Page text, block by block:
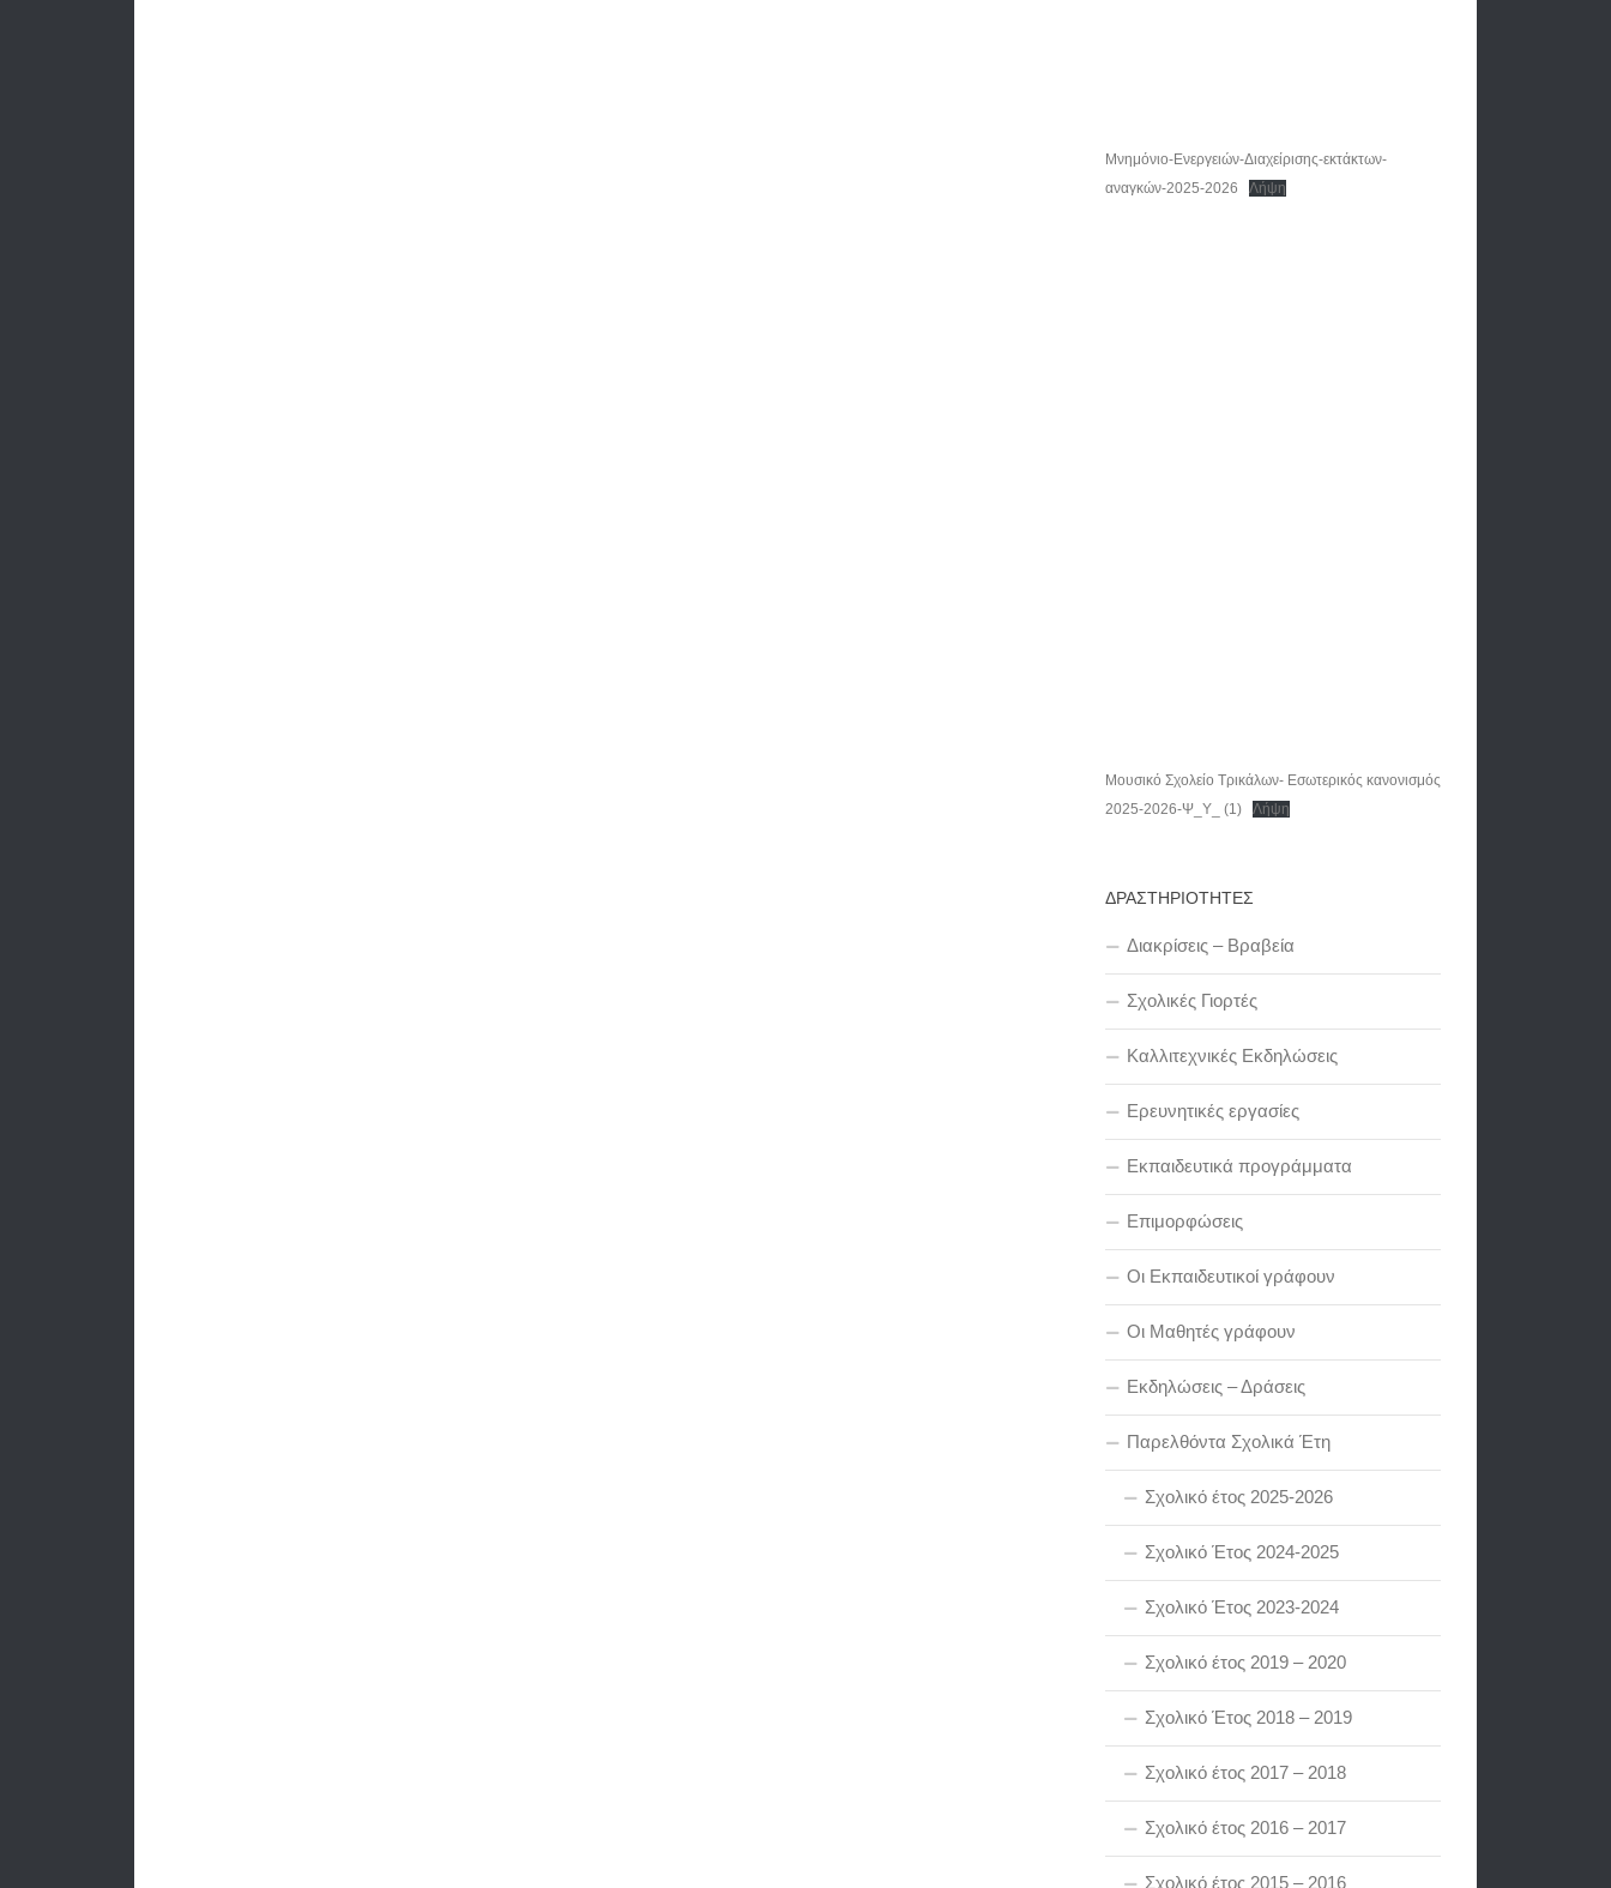
Μνημόνιο-Ενεργειών-Διαχείρισης-εκτάκτων-
αναγκών-2025-2026
Λήψη
Μουσικό Σχολείο Τρικάλων- Εσωτερικός κανονισμός
2025-2026-Ψ_Υ_ (1)
Λήψη
ΔΡΑΣΤΗΡΙΟΤΗΤΕΣ
Διακρίσεις – Βραβεία
Σχολικές Γιορτές
Καλλιτεχνικές Εκδηλώσεις
Ερευνητικές εργασίες
Εκπαιδευτικά προγράμματα
Επιμορφώσεις
Οι Εκπαιδευτικοί γράφουν
Οι Μαθητές γράφουν
Εκδηλώσεις – Δράσεις
Παρελθόντα Σχολικά Έτη
Σχολικό έτος 2025-2026
Σχολικό Έτος 2024-2025
Σχολικό Έτος 2023-2024
Σχολικό έτος 2019 – 2020
Σχολικό Έτος 2018 – 2019
Σχολικό έτος 2017 – 2018
Σχολικό έτος 2016 – 2017
Σχολικό έτος 2015 – 2016